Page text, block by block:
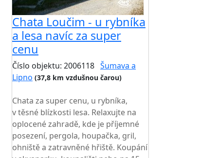
Chata Loučim - u rybníka
a lesa navíc za super
cenu
Číslo objektu: 2006118 Šumava a
Lipno (37,8 km vzdušnou čarou)
Chata za super cenu, u rybníka,
v těsné blízkosti lesa. Relaxujte na
oplocené zahradě, kde je příjemné
posezení, pergola, houpačka, gril,
ohniště a zatravněné hřiště. Koupání